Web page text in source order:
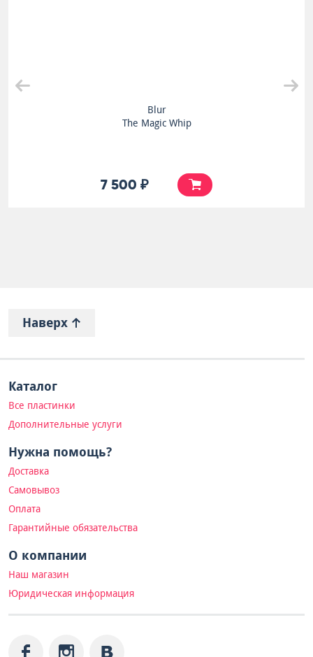
Blur
The Magic Whip
7 500 ₽
Наверх
Каталог
Все пластинки
Дополнительные услуги
Нужна помощь?
Доставка
Самовывоз
Оплата
Гарантийные обязательства
О компании
Наш магазин
Юридическая информация